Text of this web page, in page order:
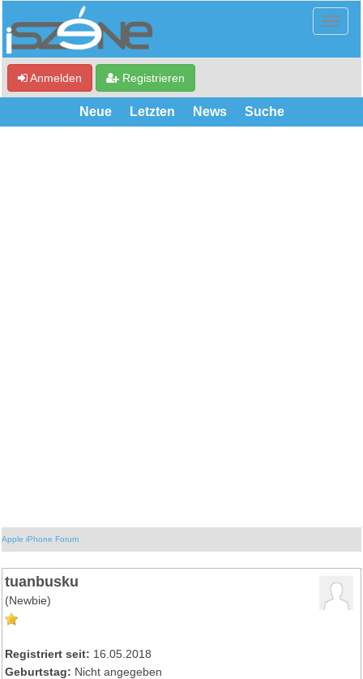
Anmelden Registrieren
Neue Letzten News Suche
Apple iPhone Forum
tuanbusku
(Newbie)
Registriert seit: 16.05.2018
Geburtstag: Nicht angegeben